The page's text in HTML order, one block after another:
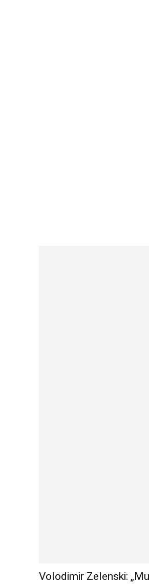
Volodimir Zelenski: